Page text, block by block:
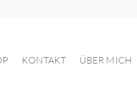
KONTAKT ÜBER MICH